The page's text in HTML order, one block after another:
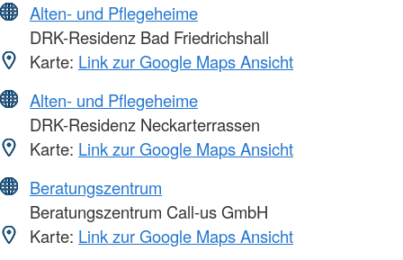
Alten- und Pflegeheime
DRK-Residenz Bad Friedrichshall
Karte: Link zur Google Maps Ansicht
Alten- und Pflegeheime
DRK-Residenz Neckarterrassen
Karte: Link zur Google Maps Ansicht
Beratungszentrum
Beratungszentrum Call-us GmbH
Karte: Link zur Google Maps Ansicht